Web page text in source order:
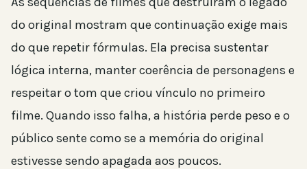
do original mostram que continuação exige mais
do que repetir fórmulas. Ela precisa sustentar
lógica interna, manter coerência de personagens e
respeitar o tom que criou vínculo no primeiro
filme. Quando isso falha, a história perde peso e o
público sente como se a memória do original
estivesse sendo apagada aos poucos.